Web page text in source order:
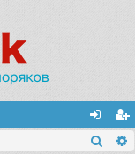
хо ег